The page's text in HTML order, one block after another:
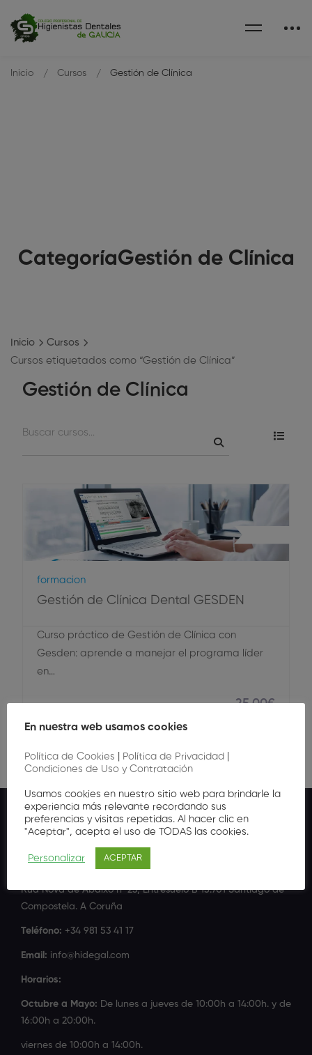
CategoríaGestión de Clínica
Inicio Cursos Gestión de Clínica
Inicio
Cursos
Cursos etiquetados como “Gestión de Clínica”
Gestión de Clínica
Formacion
Gestión de Clínica Dental GESDEN
Curso práctico de Gestión de Clínica con
Gesden: aprende a manejar el programa líder
en…
25,00€
Dirección
Rúa Nova de Abaixo nº 23, Entresuelo B 15.701 Santiago de
Compostela. A Coruña
Teléfono: +34 981 53 41 17
Email: info@hidegal.com
Horarios:
Octubre a Mayo: De lunes a jueves de 10:00h a 14:00h. y de
16:00h a 20:00h.
viernes de 10:00h a 14:00h.
En nuestra web usamos cookies
Política de Cookies Política de Privacidad
Condiciones de Uso y Contratación
Usamos cookies en nuestro sitio web para brindarle la
experiencia más relevante recordando sus
preferencias y visitas repetidas. Al hacer clic en
"Aceptar", acepta el uso de TODAS las cookies.
Personalizar ACEPTAR